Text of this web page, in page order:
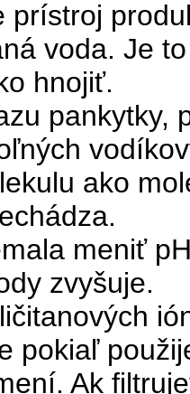
prístroj
voda. Je
hnojiť.
pankytky,
ako
meniť
zvyšuje.
pokiaľ
Ak